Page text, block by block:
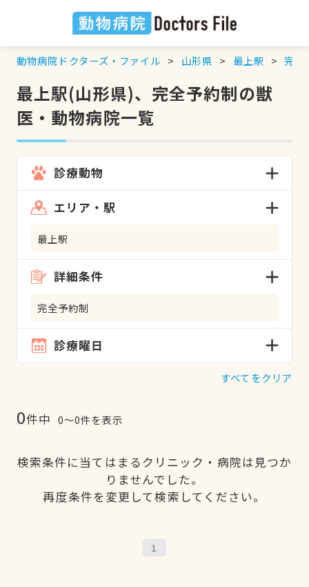
動物病院ドクターズ・ファイル 山形県 最上駅 完全
最上駅(山形県)、完全予約制の獣
医・動物病院一覧
診療動物
エリア・駅
最上駅
詳細条件
完全予約制
診療曜日
すべてをクリア
0件中 0〜0件を表示
検索条件に当てはまるクリニック・病院は見つか
りませんでした。
再度条件を変更して検索してください。
1